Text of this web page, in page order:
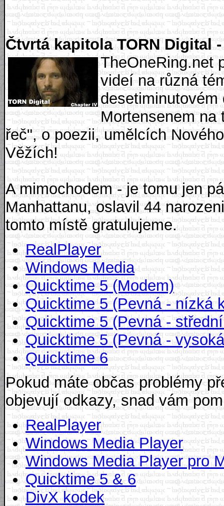
Čtvrtá kapitola TORN Digital
TheOneRing.net
videí na různá
Mortensenem na
řeč", o poezii, umělcích
Věžích!
A mimochodem - je tomu jen
Manhattanu, oslavil 44
tomto místě gratulujeme.
RealPlayer
Windows Media
Quicktime 5 (Modem)
Quicktime 5 (Pevná - nízká
Quicktime 5 (Pevná -
Quicktime 5 (Pevná -
Quicktime 6
Pokud máte občas problémy
objevují odkazy, snad vám
RealPlayer
Windows Media Player
Windows Media Player pro
Quicktime 5 & 6
DivX kodek